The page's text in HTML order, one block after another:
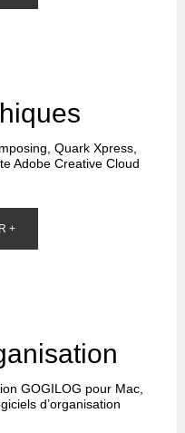
Quark Xpress,
Adobe Creative Cloud
+
GOGILOG pour Mac,
d’organisation